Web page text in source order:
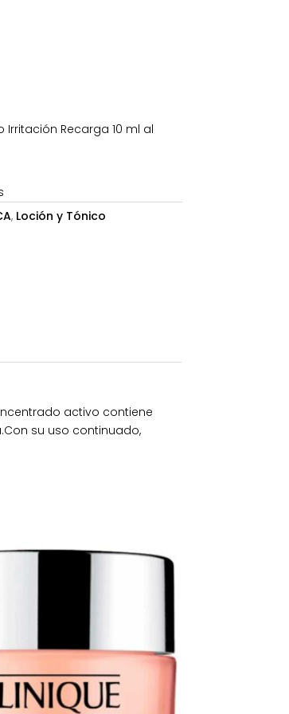
Recarga 10 ml al
, Loción y Tónico
activo contiene
su uso continuado,